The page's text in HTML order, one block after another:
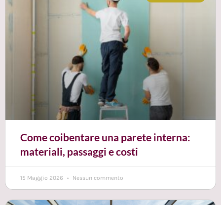
Come coibentare una parete interna:
materiali, passaggi e costi
15 Maggio 2026 Nessun commento